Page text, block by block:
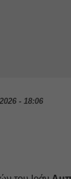
- 18:06